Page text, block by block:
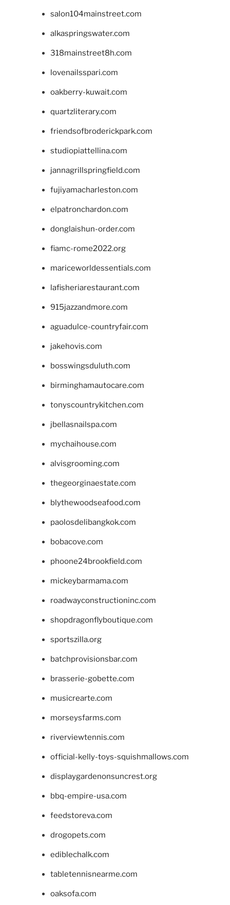
salon104mainstreet.com
alkaspringswater.com
318mainstreet8h.com
lovenailsspari.com
oakberry-kuwait.com
quartzliterary.com
friendsofbroderickpark.com
studiopiattellina.com
jannagrillspringfield.com
fujiyamacharleston.com
elpatronchardon.com
donglaishun-order.com
fiamc-rome2022.org
mariceworldessentials.com
lafisheriarestaurant.com
915jazzandmore.com
aguadulce-countryfair.com
jakehovis.com
bosswingsduluth.com
birminghamautocare.com
tonyscountrykitchen.com
jbellasnailspa.com
mychaihouse.com
alvisgrooming.com
thegeorginaestate.com
blythewoodseafood.com
paolosdelibangkok.com
bobacove.com
phoone24brookfield.com
mickeybarmama.com
roadwayconstructioninc.com
shopdragonflyboutique.com
sportszilla.org
batchprovisionsbar.com
brasserie-gobette.com
musicrearte.com
morseysfarms.com
riverviewtennis.com
official-kelly-toys-squishmallows.com
displaygardenonsuncrest.org
bbq-empire-usa.com
feedstoreva.com
drogopets.com
ediblechalk.com
tabletennisnearme.com
oaksofa.com